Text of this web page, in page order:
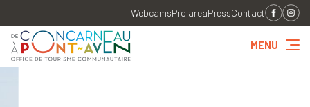
WebcamsPro areaPressContact
MENU